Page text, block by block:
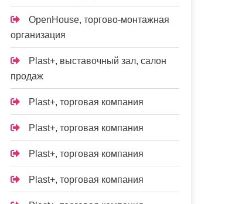
OpenHouse, торгово-монтажная
организация
Plast+, выставочный зал, салон
продаж
Plast+, торговая компания
Plast+, торговая компания
Plast+, торговая компания
Plast+, торговая компания